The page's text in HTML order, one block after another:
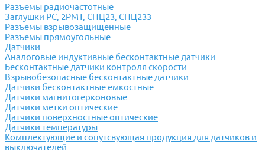
Разъемы радиочастотные
Заглушки РС, 2РМТ, СНЦ23, СНЦ233
Разъемы взрывозащищенные
Разъемы прямоугольные
Датчики
Аналоговые индуктивные бесконтактные датчики
Бесконтактные датчики контроля скорости
Взрывобезопасные бесконтактные датчики
Датчики бесконтактные емкостные
Датчики магнитогерконовые
Датчики метки оптические
Датчики поверхностные оптические
Датчики температуры
Комплектующие и сопутсвующая продукция для датчиков и
выключателей